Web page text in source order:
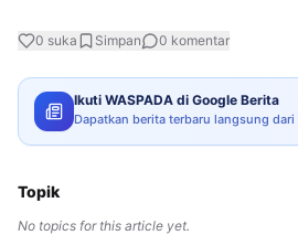
0 suka Simpan 0 komentar
Ikuti WASPADA di Google Berita
Dapatkan berita terbaru langsung dari
Topik
No topics for this article yet.